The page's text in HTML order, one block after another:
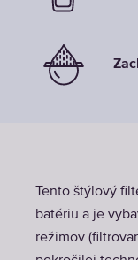
Tento štýlový
batériu a je
režimov